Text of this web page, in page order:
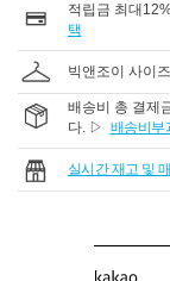
적립금 최대
택
빅앤조이 사이
배송비 총 결제
다. ▷ 배송비부
실시간 재고 및